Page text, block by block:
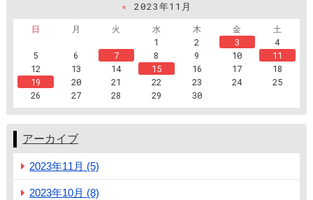
« 2023年11月
日
月 火 水 木 金
土
1
2 3
4
5
6 7 8 9 10
11
12
13 14 15 16 17
18
19
20 21 22 23 24
25
26
27 28 29 30
アーカイブ
2023年11月 (5)
2023年10月 (8)